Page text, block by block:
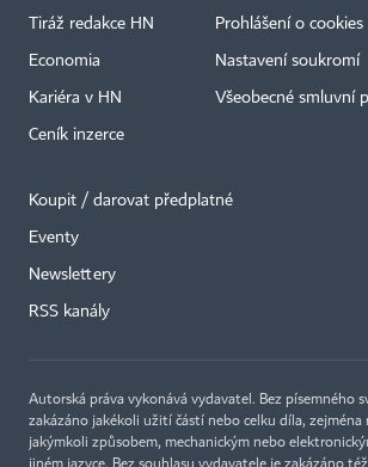
Tiráž redakce HN
Economia
Kariéra v HN
Ceník inzerce
Prohlášení o cookies
Nastavení soukromí
Všeobecné smluvní
Koupit / darovat předplatné
Eventy
Newslettery
RSS kanály
Autorská práva vykonává vydavatel. Bez písemného
zakázáno jakékoli užití částí nebo celku díla, zejména
jakýmkoli způsobem, mechanickým nebo